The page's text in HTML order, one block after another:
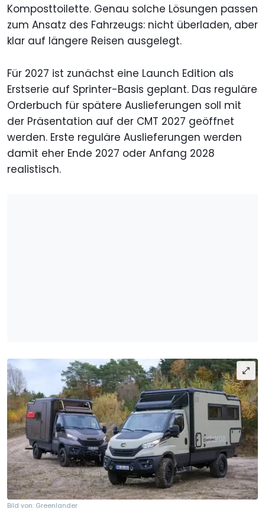
Komposttoilette. Genau solche Lösungen passen
zum Ansatz des Fahrzeugs: nicht überladen, aber
klar auf längere Reisen ausgelegt.
Für 2027 ist zunächst eine Launch Edition als
Erstserie auf Sprinter-Basis geplant. Das reguläre
Orderbuch für spätere Auslieferungen soll mit
der Präsentation auf der CMT 2027 geöffnet
werden. Erste reguläre Auslieferungen werden
damit eher Ende 2027 oder Anfang 2028
realistisch.
Bild von: Greenlander